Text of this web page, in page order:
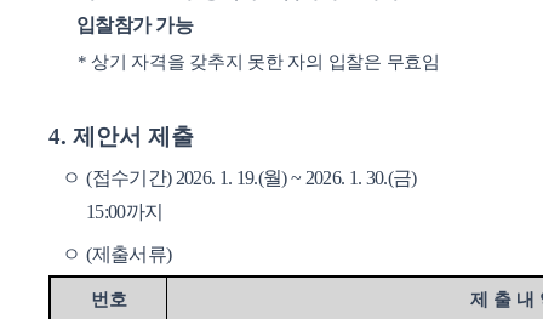
입찰참가 가능
*상기 자격을 갖추지 못한 자의 입찰은 무효임
4. 제안서 제출
ㅇ (접수기간) 2026. 1. 19.(월) ~ 2026. 1. 30.(금)
15:00까지
ㅇ (제출서류)
번호 제 출 내